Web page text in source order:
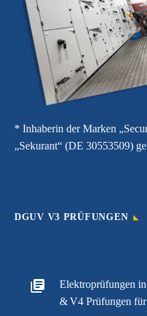
* Inhaberin der Marken
„Sekurant“ (DE 30553509)
DGUV V3 PRÜFUNGEN
Elektroprüfungen
& V4 Prüfungen